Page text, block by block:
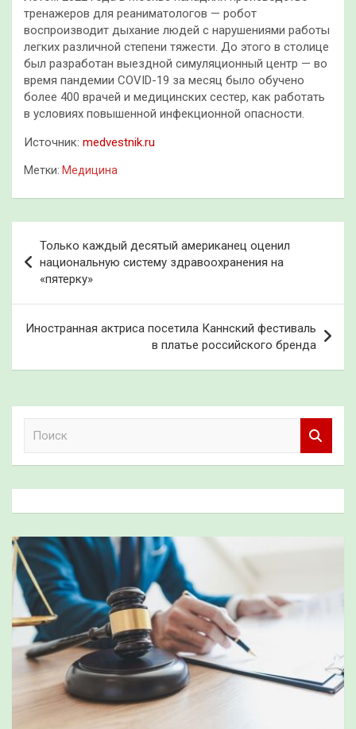
тренажеров для реаниматологов — робот
воспроизводит дыхание людей с нарушениями работы
легких различной степени тяжести. До этого в столице
был разработан выездной симуляционный центр — во
время пандемии COVID-19 за месяц было обучено
более 400 врачей и медицинских сестер, как работать
в условиях повышенной инфекционной опасности.
Источник: medvestnik.ru
Метки: Медицина
по
записям
Только каждый десятый американец оценил
национальную систему здравоохранения на
«пятерку»
Иностранная актриса посетила Каннский фестиваль
в платье российского бренда
к